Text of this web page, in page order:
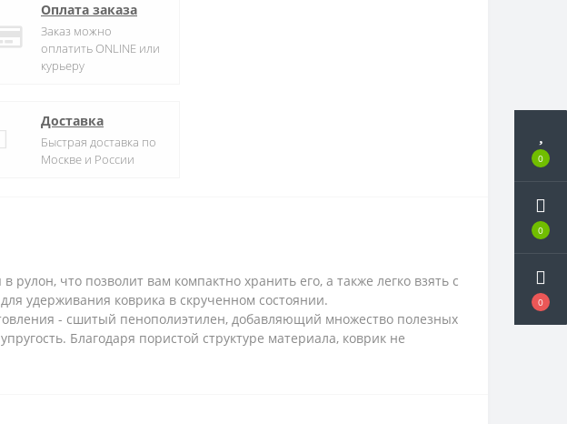
0
0
0
Оплата заказа
Заказ можно
оплатить ONLINE или
курьеру
Доставка
Быстрая доставка по
Москве и России
что позволит вам компактно хранить его, а также легко взять с
удерживания коврика в скрученном состоянии.
- сшитый пенополиэтилен, добавляющий множество полезных
Благодаря пористой структуре материала, коврик не